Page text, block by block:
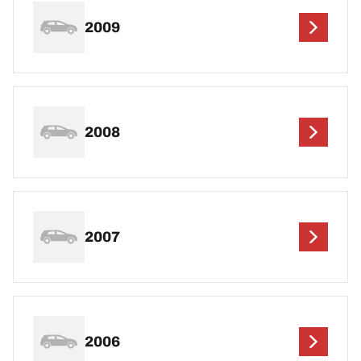
2009
2008
2007
2006